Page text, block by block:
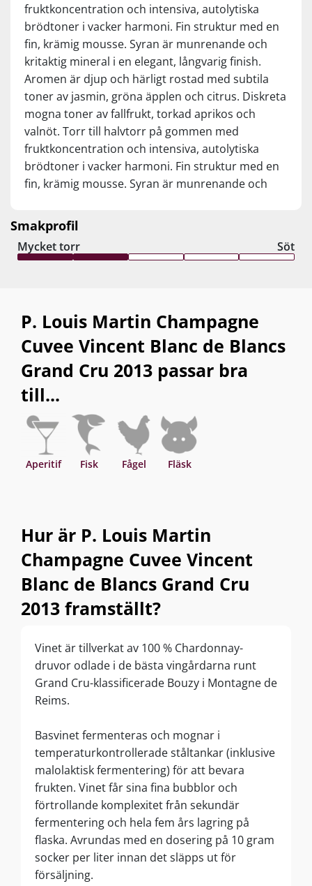
fruktkoncentration och intensiva, autolytiska
brödtoner i vacker harmoni. Fin struktur med en
fin, krämig mousse. Syran är munrenande och
kritaktig mineral i en elegant, långvarig finish.
Aromen är djup och härligt rostad med subtila
toner av jasmin, gröna äpplen och citrus. Diskreta
mogna toner av fallfrukt, torkad aprikos och
valnöt. Torr till halvtorr på gommen med
fruktkoncentration och intensiva, autolytiska
brödtoner i vacker harmoni. Fin struktur med en
fin, krämig mousse. Syran är munrenande och
Smakprofil
Mycket torr Söt
P. Louis Martin Champagne
Cuvee Vincent Blanc de Blancs
Grand Cru 2013 passar bra
till...
Aperitif Fisk Fågel Fläsk
Hur är P. Louis Martin
Champagne Cuvee Vincent
Blanc de Blancs Grand Cru
2013 framställt?
Vinet är tillverkat av 100 % Chardonnay-
druvor odlade i de bästa vingårdarna runt
Grand Cru-klassificerade Bouzy i Montagne de
Reims.
Basvinet fermenteras och mognar i
temperaturkontrollerade ståltankar (inklusive
malolaktisk fermentering) för att bevara
frukten. Vinet får sina fina bubblor och
förtrollande komplexitet från sekundär
fermentering och hela fem års lagring på
flaska. Avrundas med en dosering på 10 gram
socker per liter innan det släpps ut för
försäljning.